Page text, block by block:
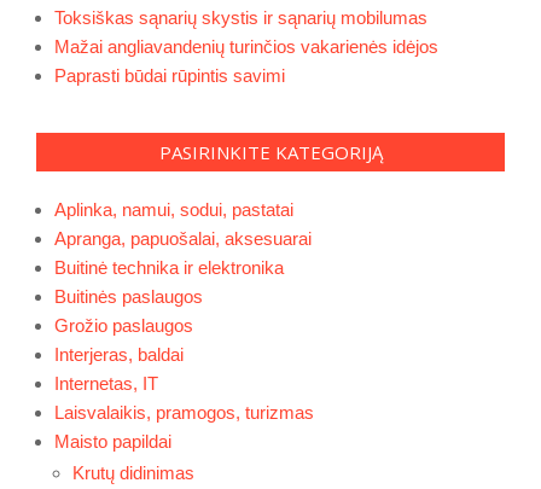
Toksiškas sąnarių skystis ir sąnarių mobilumas
Mažai angliavandenių turinčios vakarienės idėjos
Paprasti būdai rūpintis savimi
PASIRINKITE KATEGORIJĄ
Aplinka, namui, sodui, pastatai
Apranga, papuošalai, aksesuarai
Buitinė technika ir elektronika
Buitinės paslaugos
Grožio paslaugos
Interjeras, baldai
Internetas, IT
Laisvalaikis, pramogos, turizmas
Maisto papildai
Krutų didinimas